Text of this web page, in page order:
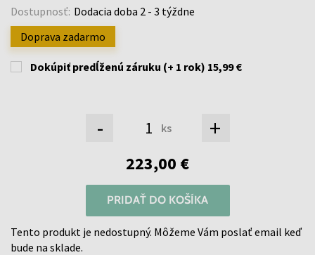
Dostupnosť: Dodacia doba 2 - 3 týždne
Doprava zadarmo
Dokúpiť predĺženú záruku (+ 1 rok) 15,99 €
- ks +
223,00 €
PRIDAŤ DO KOŠÍKA
Tento produkt je nedostupný. Môžeme Vám poslať email keď
bude na sklade.